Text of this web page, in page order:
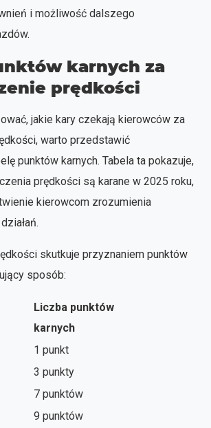
i możliwość dalszego
karnych za
prędkości
jakie kary czekają kierowców za
warto przedstawić
punktów karnych. Tabela ta pokazuje,
prędkości są karane w 2025 roku,
kierowcom zrozumienia
skutkuje przyznaniem punktów
sposób:
Liczba punktów
karnych
1 punkt
3 punkty
7 punktów
9 punktów